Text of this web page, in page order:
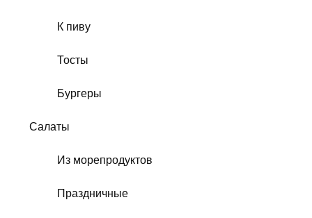
К пиву
Тосты
Бургеры
Салаты
Из морепродуктов
Праздничные